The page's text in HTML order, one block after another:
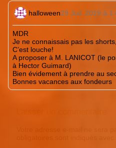
halloween29 Juil. 2019 à
MDR
Je ne connaissais pas les
C’est louche!
A proposer à M. LANICOT (le
à Hector Guimard)
Bien évidement à prendre au
Bonnes vacances aux fondeurs